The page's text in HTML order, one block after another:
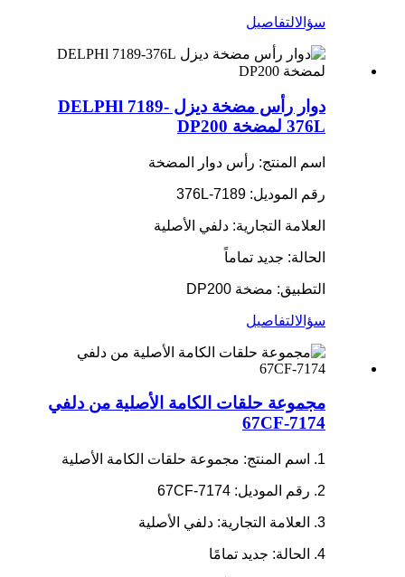
سؤالالتفاصيل
دوار رأس مضخة ديزل DELPHl 7189-
376L لمضخة DP200
اسم المنتج: رأس دوار المضخة
رقم الموديل: 7189-376L
العلامة التجارية: دلفي الأصلية
الحالة: جديد تماماً
التطبيق: مضخة DP200
سؤالالتفاصيل
مجموعة حلقات الكامة الأصلية من دلفي
7174-67CF
1. اسم المنتج: مجموعة حلقات الكامة الأصلية
2. رقم الموديل: 7174-67CF
3. العلامة التجارية: دلفي الأصلية
4. الحالة: جديد تمامًا